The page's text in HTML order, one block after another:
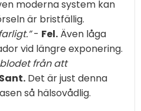
moderna system kan
är bristfällig.
- Fel. Även låga
vid längre exponering.
från att
Sant. Det är just denna
så hälsovådlig.